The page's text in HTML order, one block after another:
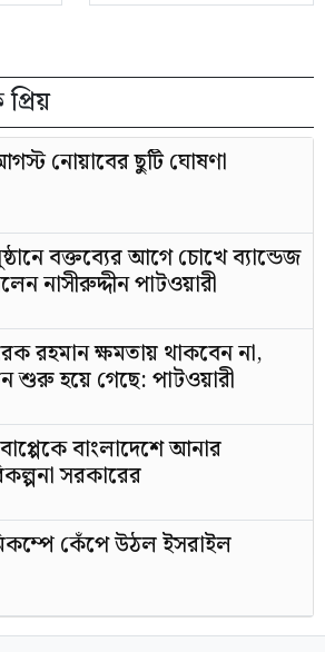
নোয়াবের ছুটি ঘোষণা
বক্তব্যের আগে চোখে ব্যান্ডেজ
নাসীরুদ্দীন পাটওয়ারী
রহমান ক্ষমতায় থাকবেন না,
শুরু হয়ে গেছে: পাটওয়ারী
বাংলাদেশে আনার
সরকারের
কেঁপে উঠল ইসরাইল